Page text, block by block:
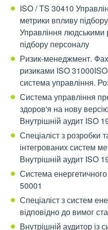
ISO / TS 30410
метрики впливу
Управління людськими
підбору персоналу
Ризик-менеджмент.
ризиками ISO
система управління.
Система управління
здоров'я на нову
Внутрішній аудит ISO
Спеціаліст з розробки
інтегрованих систем
Внутрішній аудит ISO
Система
50001
Спеціаліст з систем
відповідно до вимог
Внутрішній аудитор із